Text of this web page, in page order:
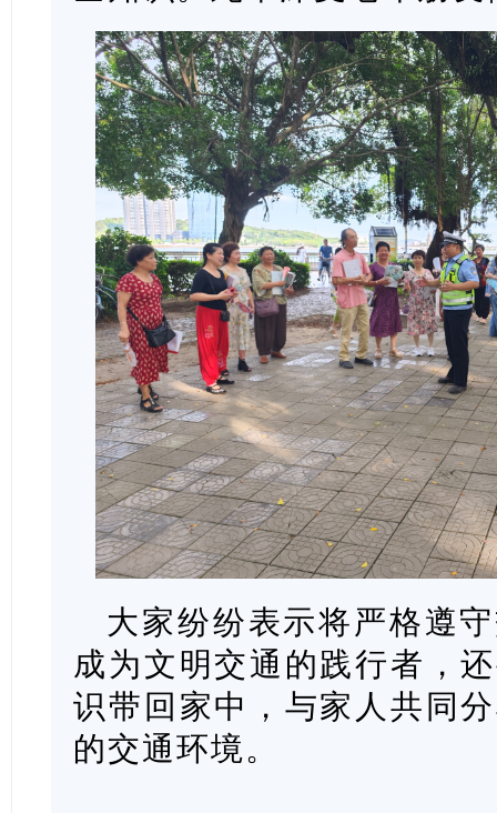
大家纷纷表示将严格遵
成为文明交通的践行者，
识带回家中，与家人共同
的交通环境。